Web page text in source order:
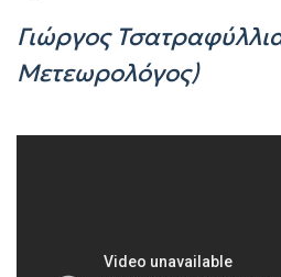
Γιώργος
Μετεωρολόγος)